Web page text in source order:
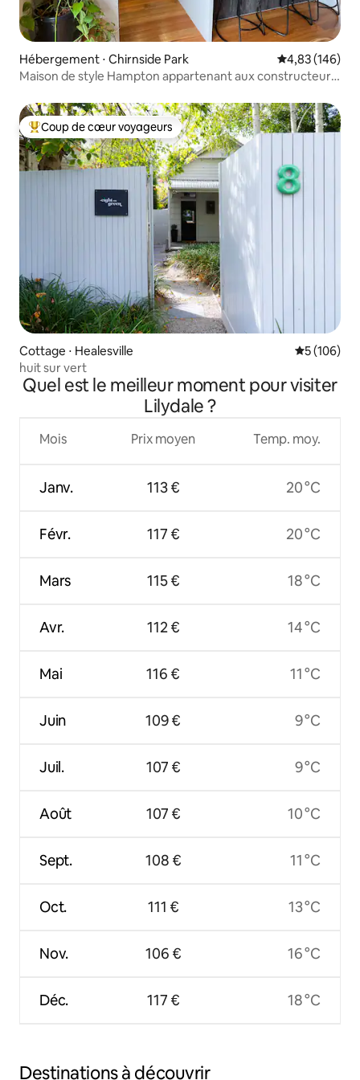
Hébergement ⋅ Chirnside Park Évaluation
4,83 (146)
Maison de style Hampton appartenant aux constructeurs
Coups de cœur voyageurs les plus appréciés
Coup de cœur voyageurs
Cottage ⋅ Healesville Évaluation
5 (106)
huit sur vert
Quel est le meilleur moment pour visiter
Lilydale ?
Mois
Janv.
Févr.
Mars
Avr.
Mai
Juin
Juil.
Août
Sept.
Oct.
Nov.
Déc.
Prix moyen
113 €
117 €
115 €
112 €
116 €
109 €
107 €
107 €
108 €
111 €
106 €
117 €
Temp. moy.
20 °C
20 °C
18 °C
14 °C
11 °C
9 °C
9 °C
10 °C
11 °C
13 °C
16 °C
18 °C
Destinations à découvrir